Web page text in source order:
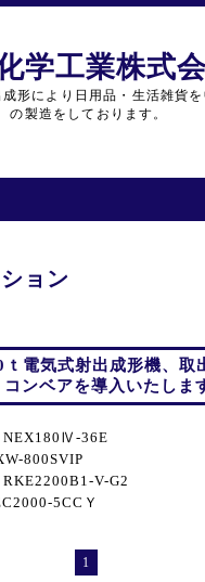
学工業株式
形により日用品・生活雑貨
の製造をしております。
ョン
電気式射出成形機、取
ンベアを導入いたしま
NEX180Ⅳ-36E
800SVIP
V-G2
5CCＹ
1